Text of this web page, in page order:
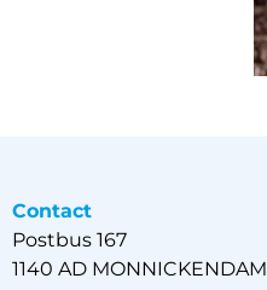
Contact
Postbus 167
1140 AD MONNICKENDAM